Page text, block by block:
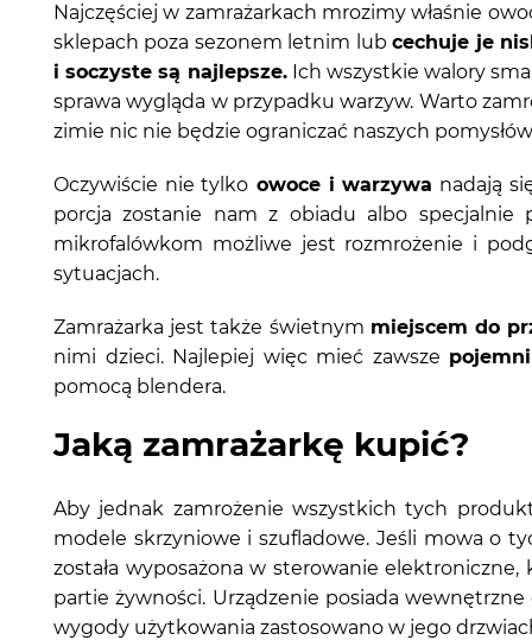
Najczęściej w zamrażarkach mrozimy właśnie
sklepach poza sezonem letnim lubcechuje je
i soczyste są najlepsze.Ich wszystkie walory
sprawa wygląda w przypadku warzyw. Warto
zimie nic nie będzie ograniczać naszych
Oczywiście nie tylko owoce i warzywa nadają
porcja zostanie nam z obiadu albo specjalnie
mikrofalówkom możliwe jest rozmrożenie i
sytuacjach.
Zamrażarka jest także świetnym miejscem do
nimi dzieci. Najlepiej więc mieć zawsze
pomocą blendera.
Jaką zamrażarkę kupić?
Aby jednak zamrożenie wszystkich tych
modele skrzyniowe i szufladowe. Jeśli mowa o
została wyposażona w sterowanie
partie żywności. Urządzenie posiada
wygody użytkowania zastosowano w jego